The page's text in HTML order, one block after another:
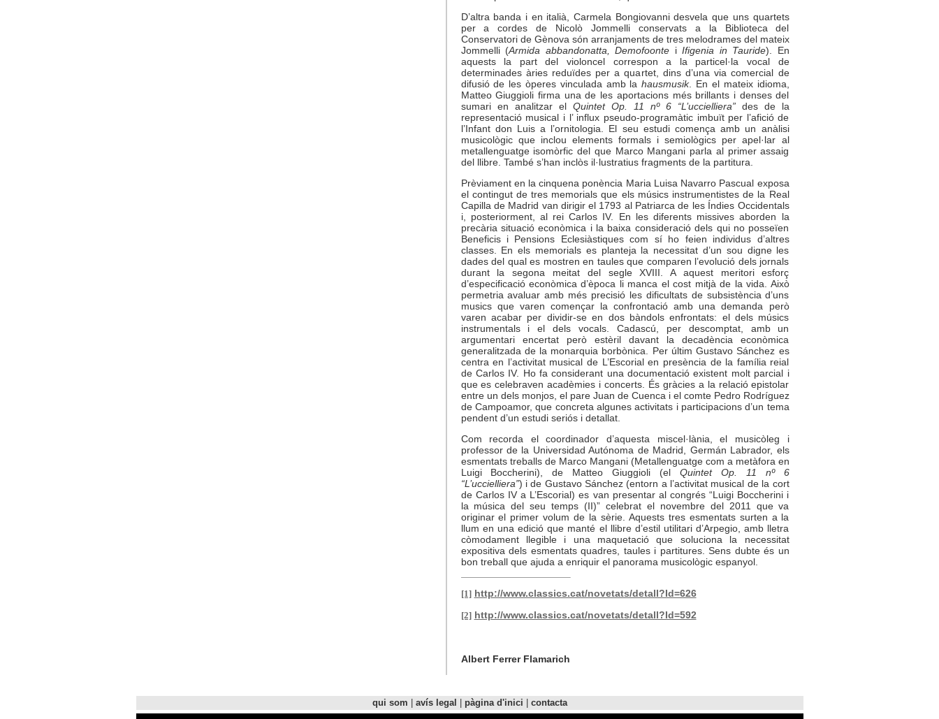
D’altra banda i en italià, Carmela Bongiovanni desvela que uns quartets
per a cordes de Nicolò Jommelli conservats a la Biblioteca del
Conservatori de Gènova són arranjaments de tres melodrames del mateix
Jommelli (Armida abbandonatta, Demofoonte i Ifigenia in Tauride). En
aquests la part del violoncel correspon a la particel·la vocal de
determinades àries reduïdes per a quartet, dins d’una via comercial de
difusió de les òperes vinculada amb lahausmusik. En el mateix idioma,
Matteo Giuggioli firma una de les aportacions més brillants i denses del
sumari en analitzar el Quintet Op. 11 nº 6 “L’uccielliera”des de la
representació musical i l’ influx pseudo-programàtic imbuït per l’afició de
l’Infant don Luis a l’ornitologia. El seu estudi comença amb un anàlisi
musicològic que inclou elements formals i semiològics per apel·lar al
metallenguatge isomòrfic del que Marco Mangani parla al primer assaig
del llibre. També s’han inclòs il·lustratius fragments de la partitura.
Prèviament en la cinquena ponència Maria Luisa Navarro Pascual exposa
el contingut de tres memorials que els músics instrumentistes de la Real
Capilla de Madrid van dirigir el 1793 al Patriarca de les Índies Occidentals
i, posteriorment, al rei Carlos IV. En les diferents missives aborden la
precària situació econòmica i la baixa consideració dels qui no posseïen
Beneficis i Pensions Eclesiàstiques com sí ho feien individus d’altres
classes. En els memorials es planteja la necessitat d’un sou digne les
dades del qual es mostren en taules que comparen l’evolució dels jornals
durant la segona meitat del segle XVIII. A aquest meritori esforç
d’especificació econòmica d’època li manca el cost mitjà de la vida. Això
permetria avaluar amb més precisió les dificultats de subsistència d’uns
musics que varen començar la confrontació amb una demanda però
varen acabar per dividir-se en dos bàndols enfrontats: el dels músics
instrumentals i el dels vocals. Cadascú, per descomptat, amb un
argumentari encertat però estèril davant la decadència econòmica
generalitzada de la monarquia borbònica. Per últim Gustavo Sánchez es
centra en l’activitat musical de L’Escorial en presència de la família reial
de Carlos IV. Ho fa considerant una documentació existent molt parcial i
que es celebraven acadèmies i concerts. És gràcies a la relació epistolar
entre un dels monjos, el pare Juan de Cuenca i el comte Pedro Rodríguez
de Campoamor, que concreta algunes activitats i participacions d’un tema
pendent d’un estudi seriós i detallat.
Com recorda el coordinador d’aquesta miscel·lània, el musicòleg i
professor de la Universidad Autónoma de Madrid, Germán Labrador, els
esmentats treballs de Marco Mangani (Metallenguatge com a metàfora en
Luigi Boccherini), de Matteo Giuggioli
(el Quintet Op. 11 nº 6
“L’uccielliera”) i de Gustavo Sánchez (entorn a l’activitat musical de la cort
de Carlos IV a L’Escorial) es van presentar al congrés “Luigi Boccherini i
la música del seu temps (II)” celebrat el novembre del 2011 que va
originar el primer volum de la sèrie. Aquests tres esmentats surten a la
llum en una edició que manté el llibre d’estil utilitari d’Arpegio, amb lletra
còmodament llegible i una maquetació que soluciona la necessitat
expositiva dels esmentats quadres, taules i partitures. Sens dubte és un
bon treball que ajuda a enriquir el panorama musicològic espanyol.
[1] http://www.classics.cat/novetats/detall?Id=626
[2] http://www.classics.cat/novetats/detall?Id=592
Albert Ferrer Flamarich
qui som | avís legal | pàgina d'inici | contacta